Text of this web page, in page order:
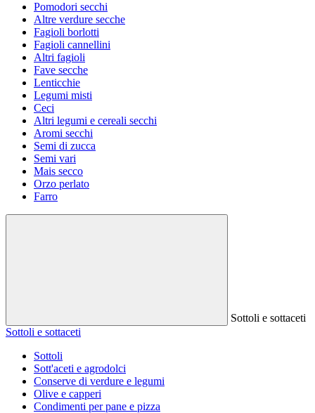
Pomodori secchi
Altre verdure secche
Fagioli borlotti
Fagioli cannellini
Altri fagioli
Fave secche
Lenticchie
Legumi misti
Ceci
Altri legumi e cereali secchi
Aromi secchi
Semi di zucca
Semi vari
Mais secco
Orzo perlato
Farro
Sottoli e sottaceti
Sottoli e sottaceti
Sottoli
Sott'aceti e agrodolci
Conserve di verdure e legumi
Olive e capperi
Condimenti per pane e pizza